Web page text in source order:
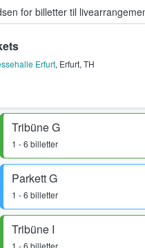
for billetter til
køber og sælger
Erfurt, Erfurt, TH
Tribüne G
1 - 6 billetter
Parkett G
1 - 6 billetter
Tribüne I
1 - 6 billetter